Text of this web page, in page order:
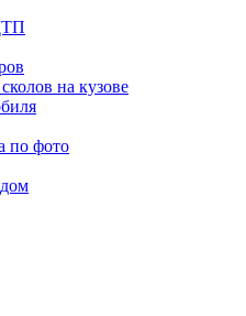
на кузове
по фото